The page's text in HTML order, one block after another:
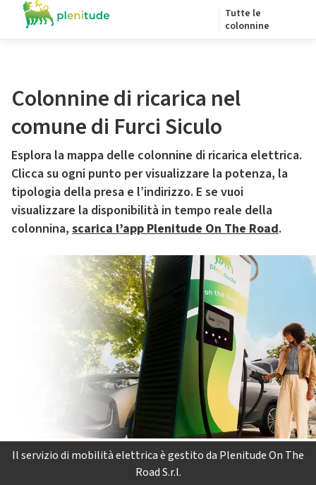
Tutte le
colonnine
Colonnine di ricarica nel
comune di Furci Siculo
Esplora la mappa delle colonnine di ricarica elettrica.
Clicca su ogni punto per visualizzare la potenza, la
tipologia della presa e l’indirizzo. E se vuoi
visualizzare la disponibilità in tempo reale della
colonnina, scarica l’app Plenitude On The Road.
Il servizio di mobilità elettrica è gestito da Plenitude On The
Road S.r.l.